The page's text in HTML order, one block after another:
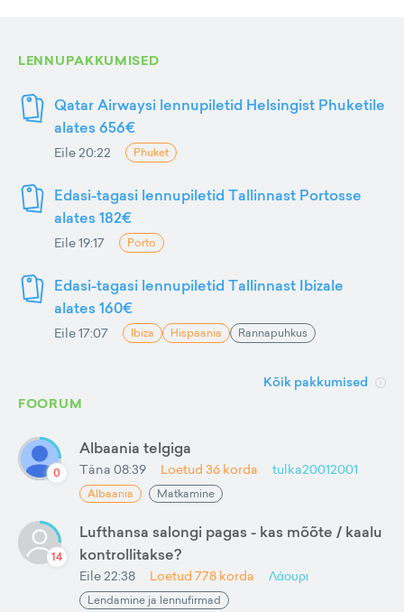
LENNUPAKKUMISED
Qatar Airwaysi lennupiletid Helsingist Phuketile
alates 656€
Eile 20:22 Phuket
Edasi-tagasi lennupiletid Tallinnast Portosse
alates 182€
Eile 19:17 Porto
Edasi-tagasi lennupiletid Tallinnast Ibizale
alates 160€
Eile 17:07 Ibiza Hispaania Rannapuhkus
Kõik pakkumised
FOORUM
0
Albaania telgiga
Täna 08:39 Loetud 36 korda tulka20012001
Albaania Matkamine
14
Lufthansa salongi pagas - kas mõõte / kaalu
kontrollitakse?
Eile 22:38 Loetud 778 korda Λάουρι
Lendamine ja lennufirmad